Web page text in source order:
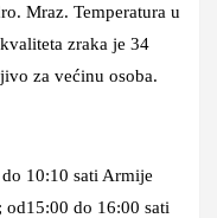
Mraz. Temperatura u
zraka je 34
za većinu osoba.
10:10 sati Armije
do 16:00 sati